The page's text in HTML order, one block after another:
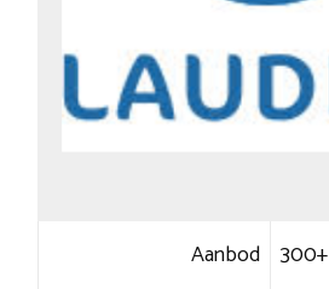
Aanbod 300+